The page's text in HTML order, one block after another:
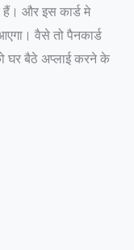
और इस कार्ड मे
वैसे तो पैनकार्ड
घर बैठे अप्लाई करने के